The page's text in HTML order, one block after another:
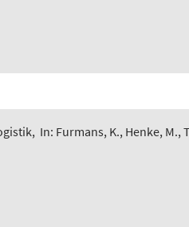
, In: Furmans, K., Henke, M.,